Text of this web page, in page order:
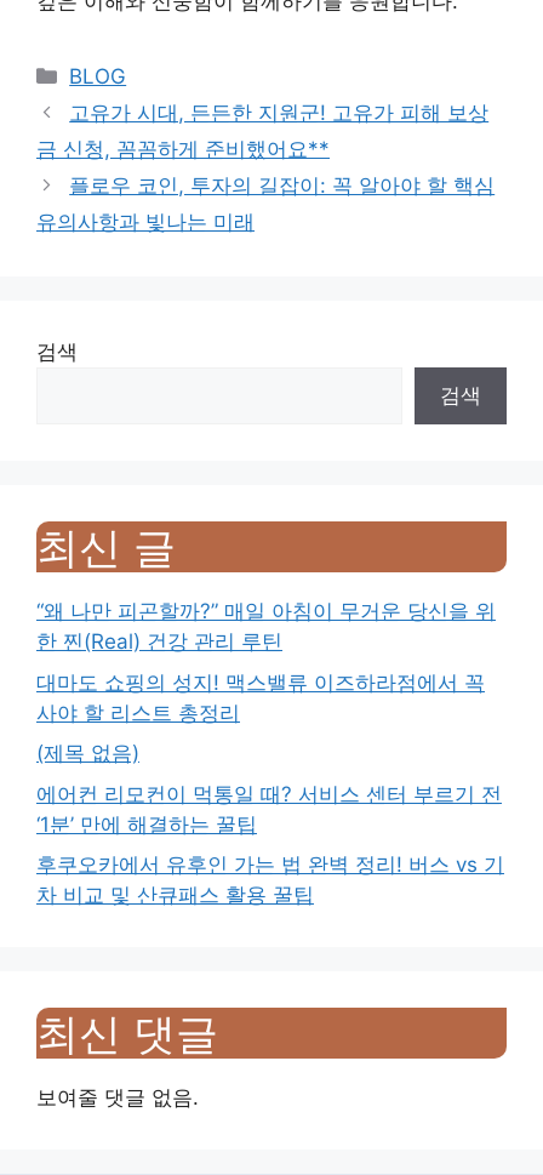
Categories
BLOG
고유가 시대, 든든한 지원군! 고유가 피해 보상
금 신청, 꼼꼼하게 준비했어요**
플로우 코인, 투자의 길잡이: 꼭 알아야 할 핵심
유의사항과 빛나는 미래
검색
검색
최신 글
“왜 나만 피곤할까?” 매일 아침이 무거운 당신을 위
한 찐(Real) 건강 관리 루틴
대마도 쇼핑의 성지! 맥스밸류 이즈하라점에서 꼭
사야 할 리스트 총정리
(제목 없음)
에어컨 리모컨이 먹통일 때? 서비스 센터 부르기 전
‘1분’ 만에 해결하는 꿀팁
후쿠오카에서 유후인 가는 법 완벽 정리! 버스 vs 기
차 비교 및 산큐패스 활용 꿀팁
최신 댓글
보여줄 댓글 없음.